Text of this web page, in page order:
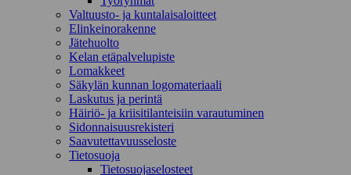
Valtuusto- ja kuntalaisaloitteet
Elinkeinorakenne
Jätehuolto
Kelan etäpalvelupiste
Lomakkeet
Säkylän kunnan logomateriaali
Laskutus ja perintä
Häiriö- ja kriisitilanteisiin varautuminen
Sidonnaisuusrekisteri
Saavutettavuusseloste
Tietosuoja
Tietosuojaselosteet